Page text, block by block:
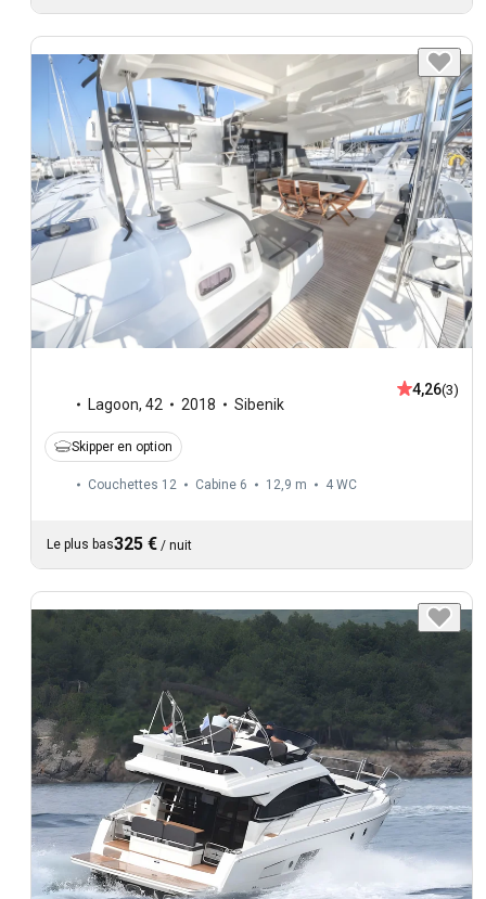
Lagoon, 42 2018 Sibenik
4,26(3)
Skipper en option
Couchettes 12 Cabine 6 12,9 m 4 WC
Le plus bas325 € / nuit